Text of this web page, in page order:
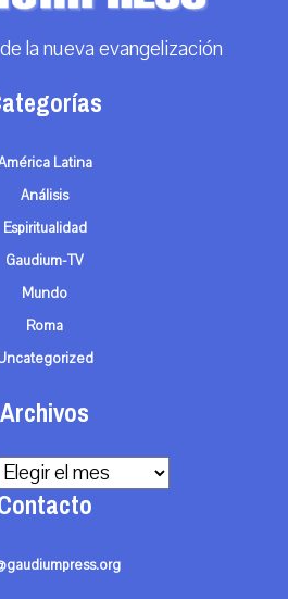
la nueva evangelización
Latina
Análisis
Espiritualidad
Gaudium-TV
Mundo
Roma
Archivos